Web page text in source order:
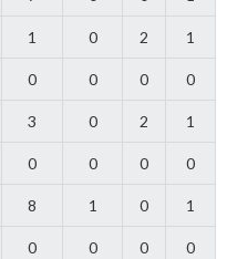
1 0 2 1
0 0 0 0
3 0 2 1
0 0 0 0
8 1 0 1
0 0 0 0